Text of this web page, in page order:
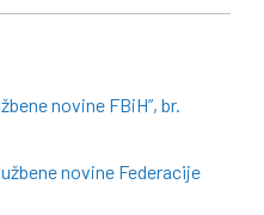
novine FBiH”, br.
novine Federacije